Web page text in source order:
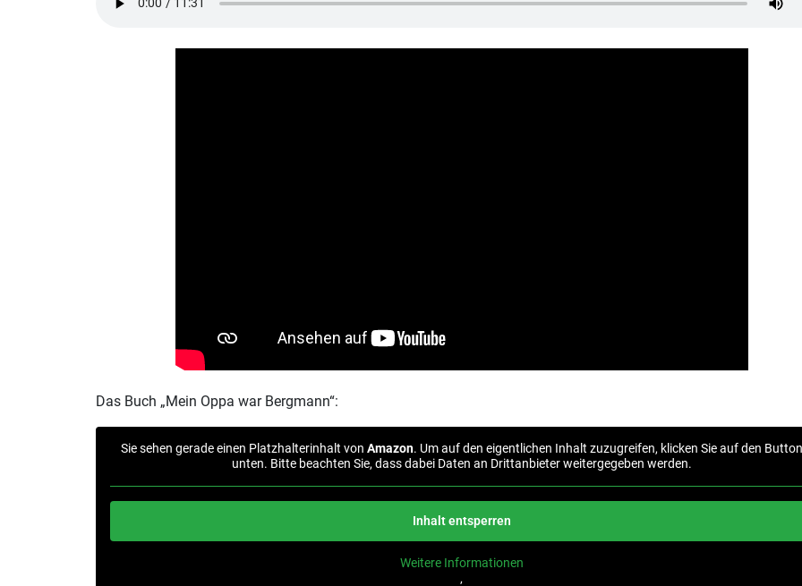
Das Buch „Mein Oppa war Bergmann“:
Sie sehen gerade einen Platzhalterinhalt von Amazon. Um auf den eigentlichen Inhalt zuzugreifen, klicken Sie auf den Button
unten. Bitte beachten Sie, dass dabei Daten an Drittanbieter weitergegeben werden.
Inhalt entsperren
Weitere Informationen
‚